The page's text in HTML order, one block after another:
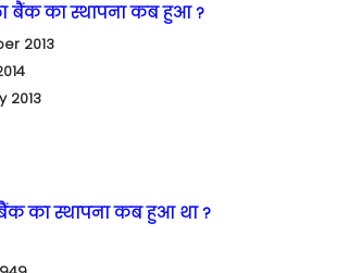
बैंक का स्थापना कब हुआ ?
2013
2013
का स्थापना कब हुआ था ?